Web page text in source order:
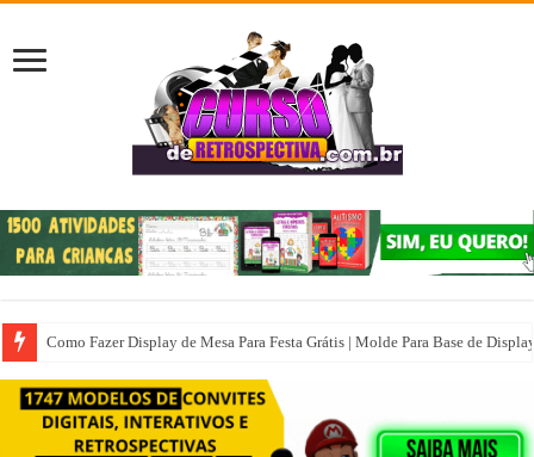
Como Fazer Display de Mesa Para Festa Grátis | Molde Para Base de